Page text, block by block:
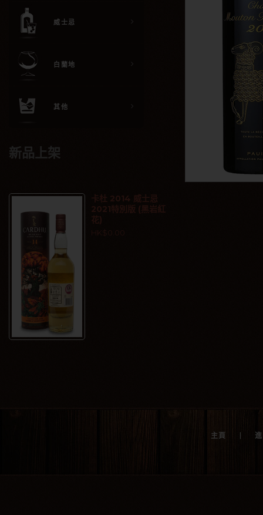
威士忌
白蘭地
其他
新品上架
卡杜 2014 威士忌
2021特別版 (黑岩紅
花)
HK$0.00
主頁 |